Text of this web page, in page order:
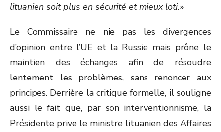
lituanien soit plus en sécurité et mieux loti.»
Le Commissaire ne nie pas les divergences
d’opinion entre l’UE et la Russie mais prône le
maintien des échanges afin de résoudre
lentement les problèmes, sans renoncer aux
principes. Derrière la critique formelle, il souligne
aussi le fait que, par son interventionnisme, la
Présidente prive le ministre lituanien des Affaires